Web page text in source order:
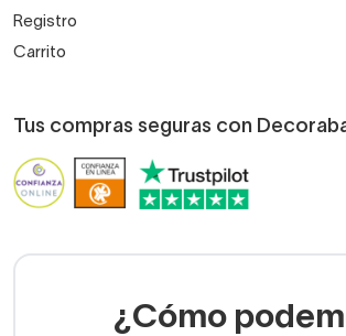
Registro
Carrito
Tus compras seguras con
¿Cómo